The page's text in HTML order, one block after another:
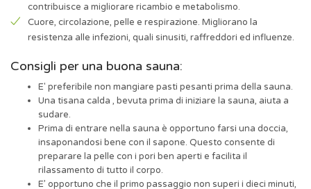
contribuisce a migliorare ricambio e metabolismo.
Cuore, circolazione, pelle e respirazione. Migliorano la
resistenza alle infezioni, quali sinusiti, raffreddori ed influenze.
Consigli per una buona sauna:
E' preferibile non mangiare pasti pesanti prima della sauna.
Una tisana calda , bevuta prima di iniziare la sauna, aiuta a
sudare.
Prima di entrare nella sauna è opportuno farsi una doccia,
insaponandosi bene con il sapone. Questo consente di
preparare la pelle con i pori ben aperti e facilita il
rilassamento di tutto il corpo.
E’ opportuno che il primo passaggio non superi i dieci minuti,